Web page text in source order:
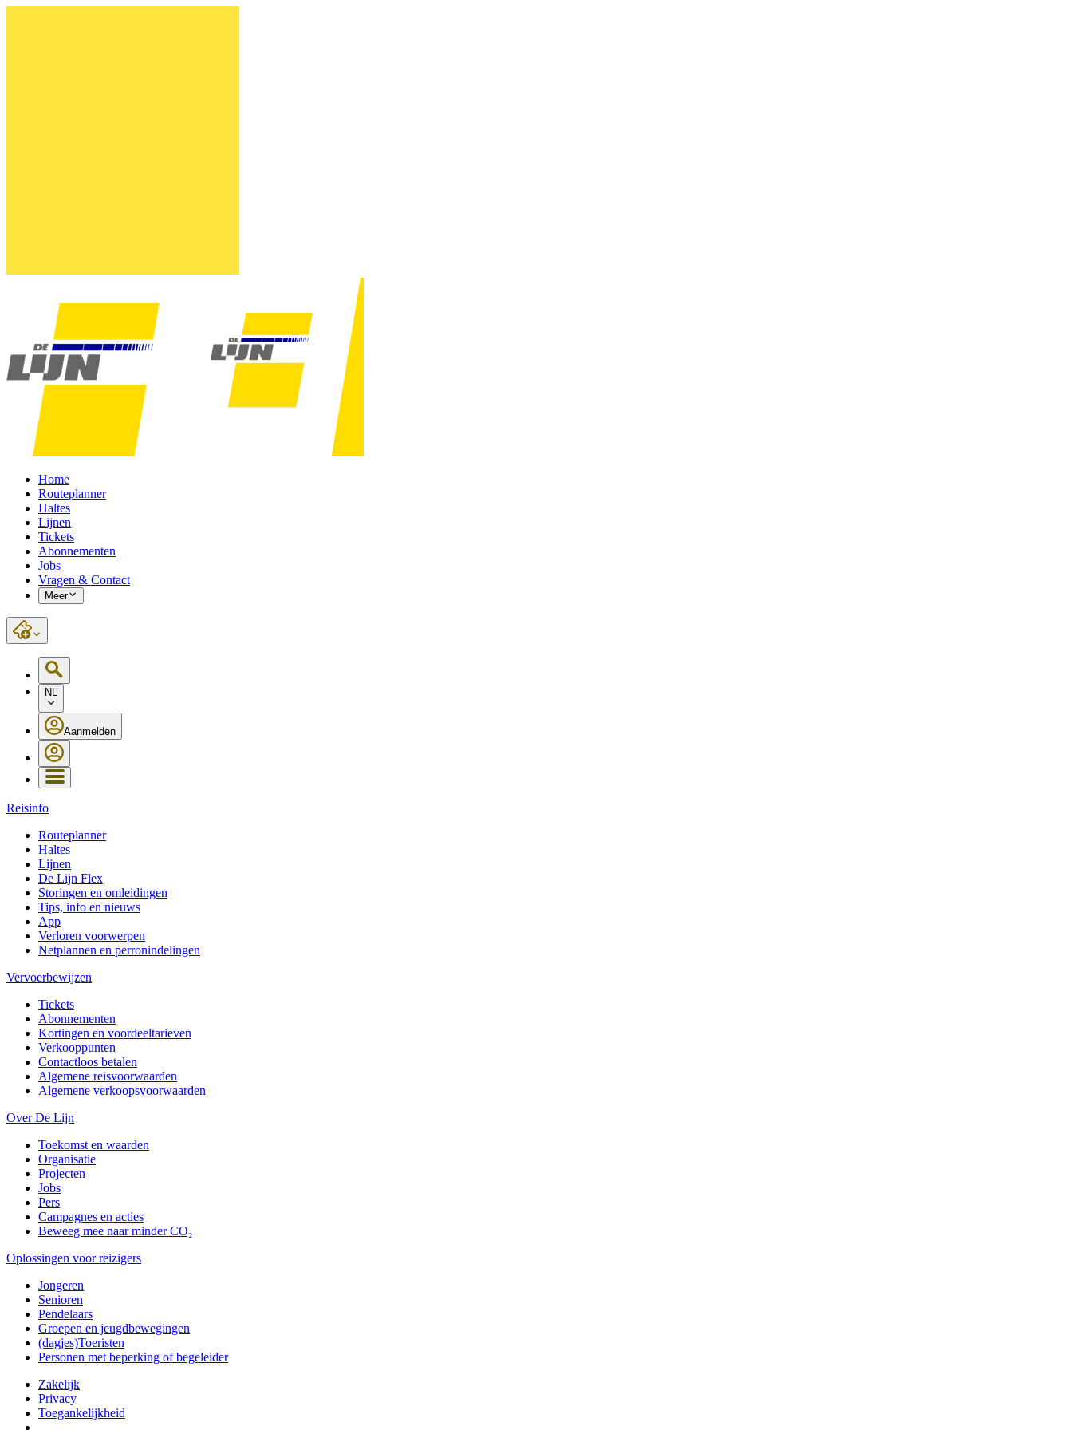
Home
Routeplanner
Haltes
Lijnen
Tickets
Abonnementen
Jobs
Vragen & Contact
Meer
NL
Aanmelden
Reisinfo
Routeplanner
Haltes
Lijnen
De Lijn Flex
Storingen en omleidingen
Tips, info en nieuws
App
Verloren voorwerpen
Netplannen en perronindelingen
Vervoerbewijzen
Tickets
Abonnementen
Kortingen en voordeeltarieven
Verkooppunten
Contactloos betalen
Algemene reisvoorwaarden
Algemene verkoopsvoorwaarden
Over De Lijn
Toekomst en waarden
Organisatie
Projecten
Jobs
Pers
Campagnes en acties
Beweeg mee naar minder CO₂
Oplossingen voor reizigers
Jongeren
Senioren
Pendelaars
Groepen en jeugdbewegingen
(dagjes)Toeristen
Personen met beperking of begeleider
Zakelijk
Privacy
Toegankelijkheid